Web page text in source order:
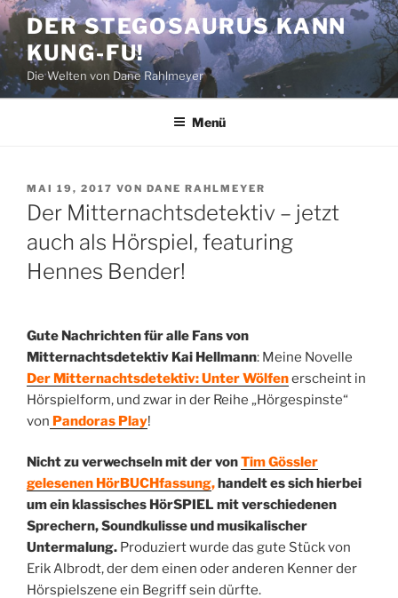
Zum
Inhalt
springen
DER STEGOSAURUS KANN
KUNG-FU!
Die Welten von Dane Rahlmeyer
Menü
VERÖFFENTLICHT
AM
MAI 19, 2017 VON DANE RAHLMEYER
Der Mitternachtsdetektiv – jetzt
auch als Hörspiel, featuring
Hennes Bender!
Gute Nachrichten für alle Fans von
Mitternachtsdetektiv Kai Hellmann: Meine Novelle
Der Mitternachtsdetektiv: Unter Wölfenerscheint in
Hörspielform, und zwar in der Reihe „Hörgespinste“
von Pandoras Play!
Nicht zu verwechseln mit der vonTim Gössler
gelesenen HörBUCHfassung,handelt es sich hierbei
um ein klassisches HörSPIEL mit verschiedenen
Sprechern, Soundkulisse und musikalischer
Untermalung. Produziert wurde das gute Stück von
Erik Albrodt, der dem einen oder anderen Kenner der
Hörspielszene ein Begriff sein dürfte.